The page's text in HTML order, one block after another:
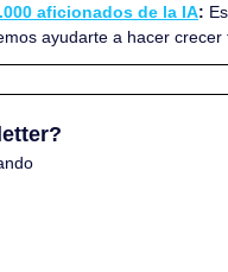
aficionados de la IA:
ayudarte a hacer crecer